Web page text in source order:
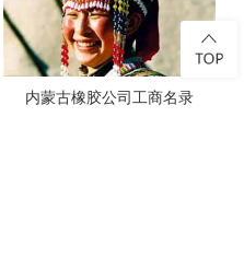
内蒙古橡胶公司工商名录